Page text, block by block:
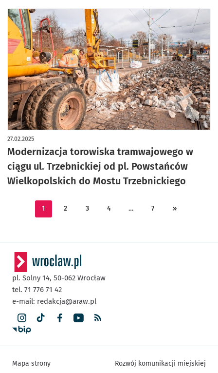
Modernizacja torowiska tramwajowego w
ciągu ul. Trzebnickiej od pl. Powstańców
Wielkopolskich do Mostu Trzebnickiego
27.02.2025
1 2 3 4 … 7 »
pl. Solny 14, 50-062 Wrocław
tel. 71 776 71 42
e-mail: redakcja@araw.pl
Mapa strony Rozwój komunikacji miejskiej